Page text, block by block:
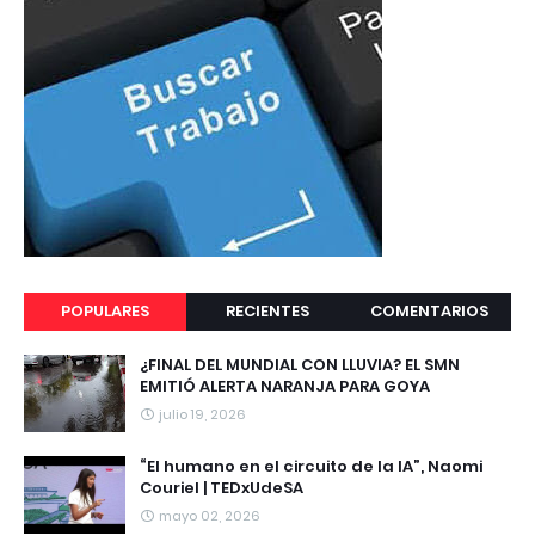
POPULARES RECIENTES COMENTARIOS
¿FINAL DEL MUNDIAL CON LLUVIA? EL SMN
EMITIÓ ALERTA NARANJA PARA GOYA
julio 19, 2026
“El humano en el circuito de la IA”, Naomi
Couriel | TEDxUdeSA
mayo 02, 2026